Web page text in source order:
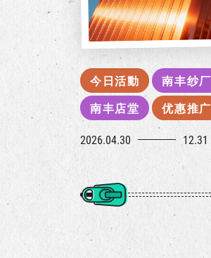
今日活動
南丰纱厂
南丰店堂
优惠推广
2026.04.30 12.31